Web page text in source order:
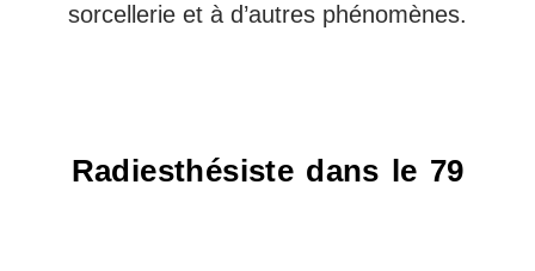
sorcellerie et à d’autres phénomènes.
Radiesthésiste dans le 79